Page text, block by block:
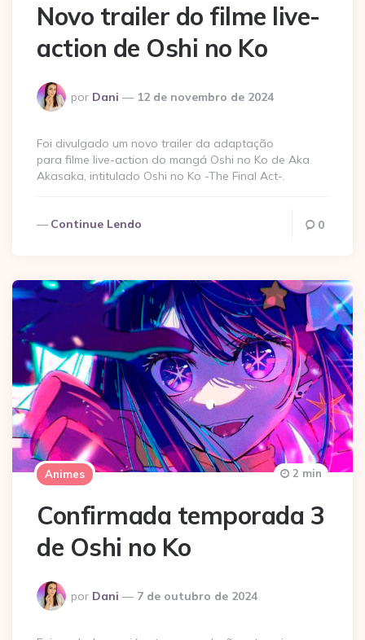
Novo trailer do filme live-
action de Oshi no Ko
Postado
por
por Dani 12 de novembro de 2024
Foi divulgado um novo trailer da adaptação
para filme live-action do mangá Oshi no Ko de Aka
Akasaka, intitulado Oshi no Ko -The Final Act-.
Continue Lendo 0
Animes
Confirmada temporada 3
de Oshi no Ko
Postado
por
por Dani 7 de outubro de 2024
2 min